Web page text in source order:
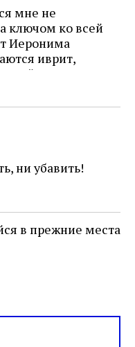
мне не
ключом ко всей
Иеронима
иврит,
смысл и
исправления, и
как
нами человек,
возмущение
многовекового
последнее
ни убавить!
в прежние места